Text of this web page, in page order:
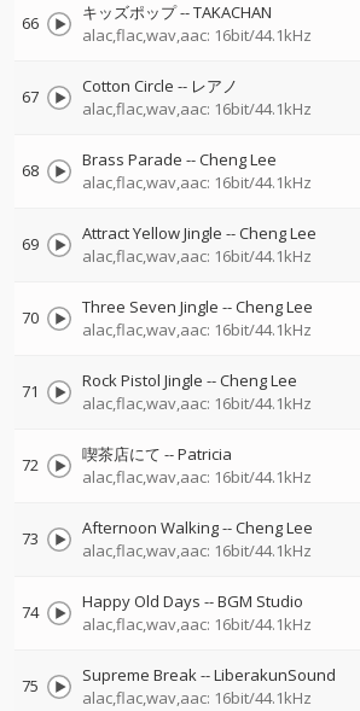
66 キッズポップ--TAKACHAN
alac,flac,wav,aac: 16bit/44.1kHz
67 Cotton Circle -- レアノ
alac,flac,wav,aac: 16bit/44.1kHz
68 Brass Parade --Cheng Lee
alac,flac,wav,aac: 16bit/44.1kHz
69 Attract Yellow Jingle --Cheng Lee
alac,flac,wav,aac: 16bit/44.1kHz
70 Three Seven Jingle --Cheng Lee
alac,flac,wav,aac: 16bit/44.1kHz
71 Rock Pistol Jingle --Cheng Lee
alac,flac,wav,aac: 16bit/44.1kHz
72 喫茶店にて --Patricia
alac,flac,wav,aac: 16bit/44.1kHz
73 Afternoon Walking--Cheng Lee
alac,flac,wav,aac: 16bit/44.1kHz
74 Happy Old Days --BGM Studio
alac,flac,wav,aac: 16bit/44.1kHz
75 Supreme Break--LiberakunSound
alac,flac,wav,aac: 16bit/44.1kHz